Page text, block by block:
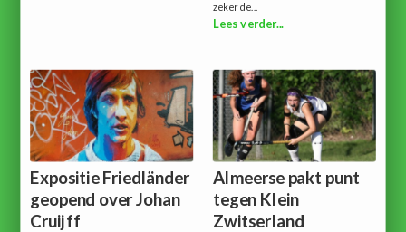
zeker de...
Lees verder...
Expositie Friedländer
geopend over Johan
Cruijff
Almeerse pakt punt
tegen Klein
Zwitserland